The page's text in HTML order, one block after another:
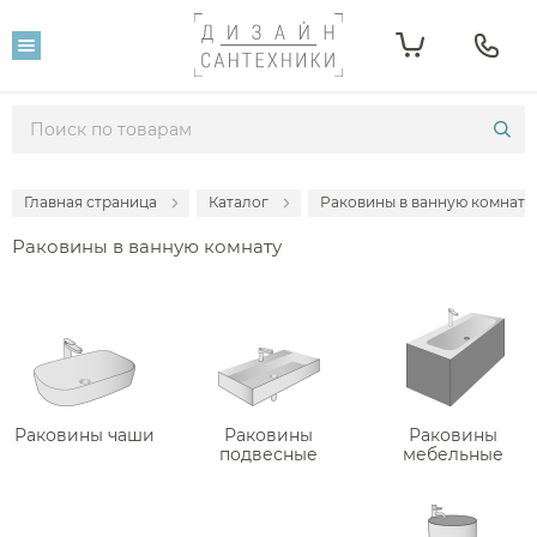
Главная страница Каталог Раковины в ванную комнату
Раковины в ванную комнату
Фильтр
395 1 548 579
Производитель
Раковины чаши
Раковины
подвесные
Раковины
мебельные